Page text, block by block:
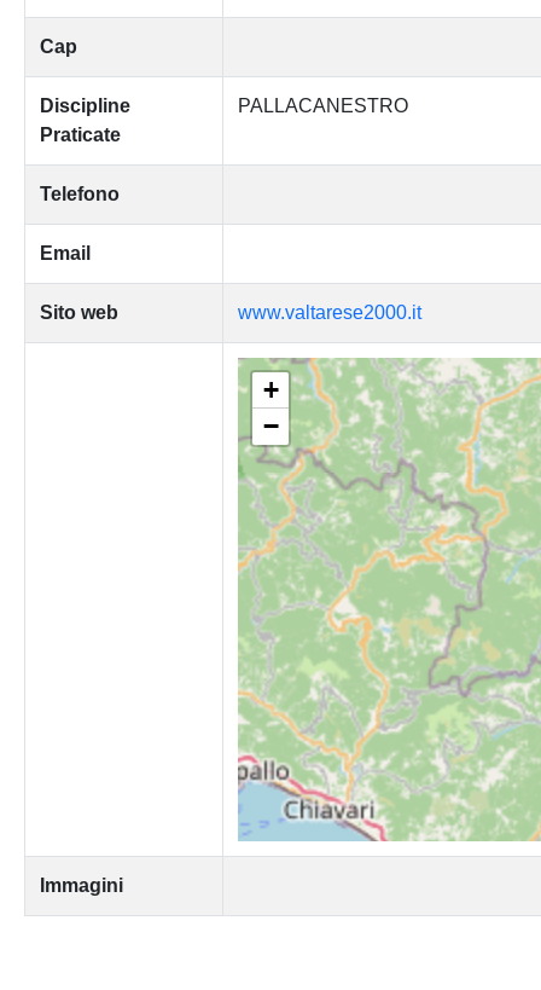
Cap
Discipline
Praticate
PALLACANESTRO
Telefono
Email
Sito web www.valtarese2000.it
+
−
Immagini